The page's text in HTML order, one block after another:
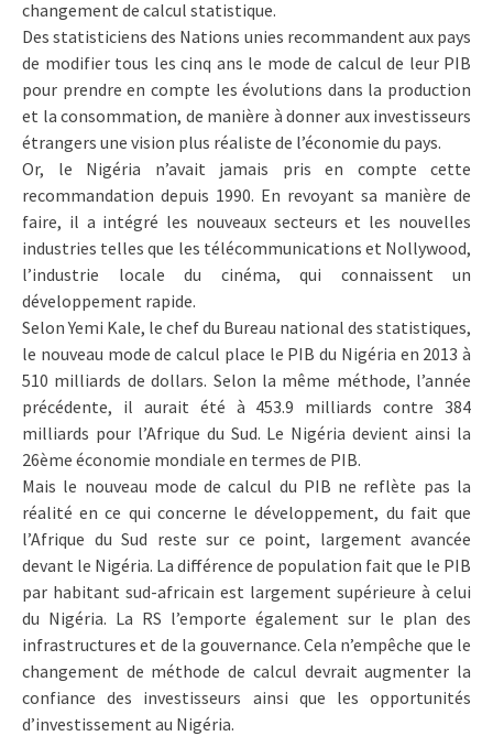
changement de calcul statistique.
Des statisticiens des Nations unies recommandent aux pays
de modifier tous les cinq ans le mode de calcul de leur PIB
pour prendre en compte les évolutions dans la production
et la consommation, de manière à donner aux investisseurs
étrangers une vision plus réaliste de l’économie du pays.
Or, le Nigéria n’avait jamais pris en compte cette
recommandation depuis 1990. En revoyant sa manière de
faire, il a intégré les nouveaux secteurs et les nouvelles
industries telles que les télécommunications et Nollywood,
l’industrie locale du cinéma, qui connaissent un
développement rapide.
Selon Yemi Kale, le chef du Bureau national des statistiques,
le nouveau mode de calcul place le PIB du Nigéria en 2013 à
510 milliards de dollars. Selon la même méthode, l’année
précédente, il aurait été à 453.9 milliards contre 384
milliards pour l’Afrique du Sud. Le Nigéria devient ainsi la
26ème économie mondiale en termes de PIB.
Mais le nouveau mode de calcul du PIB ne reflète pas la
réalité en ce qui concerne le développement, du fait que
l’Afrique du Sud reste sur ce point, largement avancée
devant le Nigéria. La différence de population fait que le PIB
par habitant sud-africain est largement supérieure à celui
du Nigéria. La RS l’emporte également sur le plan des
infrastructures et de la gouvernance. Cela n’empêche que le
changement de méthode de calcul devrait augmenter la
confiance des investisseurs ainsi que les opportunités
d’investissement au Nigéria.